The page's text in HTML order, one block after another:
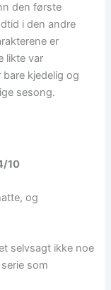
den første
i den andre
er
likte var
kjedelig og
sesong.
10
og
selvsagt ikke noe
som